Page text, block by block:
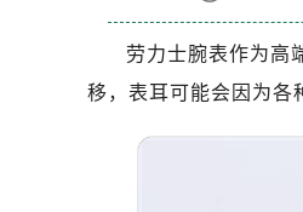
劳力士腕表作为高
移，表耳可能会因为各